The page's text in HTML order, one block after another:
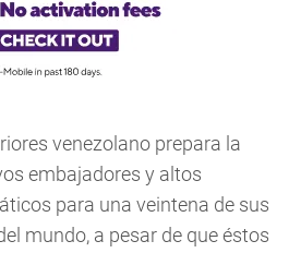
venezolano prepara la
embajadores y altos
para una veintena de sus
mundo, a pesar de que éstos